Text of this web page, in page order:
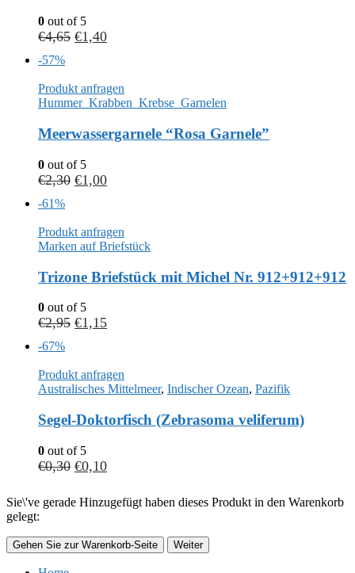
0 out of 5
€4,65 €1,40
-57%
Produkt anfragen
Hummer_Krabben_Krebse_Garnelen
Meerwassergarnele “Rosa Garnele”
0 out of 5
€2,30 €1,00
-61%
Produkt anfragen
Marken auf Briefstück
Trizone Briefstück mit Michel Nr. 912+912+912
0 out of 5
€2,95 €1,15
-67%
Produkt anfragen
Australisches Mittelmeer, Indischer Ozean, Pazifik
Segel-Doktorfisch (Zebrasoma veliferum)
0 out of 5
€0,30 €0,10
Sie\'ve gerade Hinzugefügt haben dieses Produkt in den Warenkorb
gelegt:
Gehen Sie zur Warenkorb-Seite Weiter